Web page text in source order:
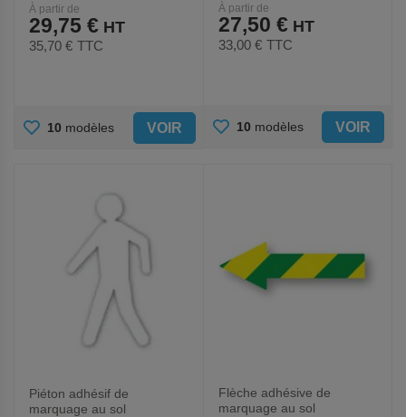
Ergomat
À partir de
29,75 €
35,70 € TTC
AJOUTER
10 modèles VOIR
À partir de
27,50 €
33,00 € TTC
AJOUTER
10 modèles VOIR
Piéton adhésif de
marquage au sol
Flèche adhésive de
marquage au sol